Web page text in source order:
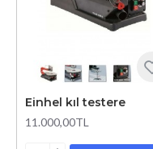
Einhel kıl testere
11.000,00TL